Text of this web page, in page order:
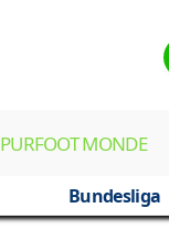
PURFOOT MONDE
Bundesliga